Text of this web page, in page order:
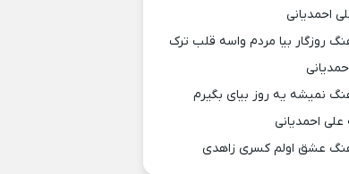
احمدیانی
روزگار بیا مردم واسه قلب ترک
نمیشه یه روز بیای بگیرم
احمدیانی
عشق اولم کسری زاهدی